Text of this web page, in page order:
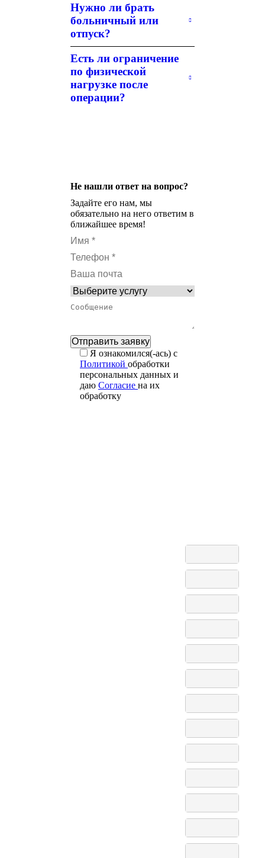
Нужно ли брать
больничный или
отпуск?
Есть ли ограничение
по физической
нагрузке после
операции?
Не нашли ответ на вопрос?
Задайте его нам, мы
обязательно на него ответим в
ближайшее время!
Я ознакомился(-ась) с
Политикой обработки
персональных данных и
даю Согласие на их
обработку